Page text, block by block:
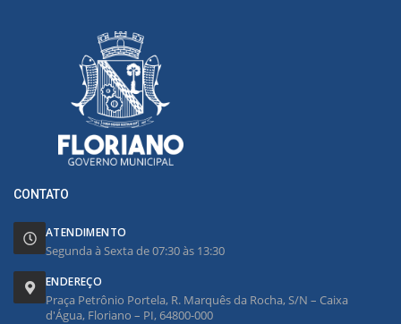
CONTATO
ATENDIMENTO
Segunda à Sexta de 07:30 às 13:30
ENDEREÇO
Praça Petrônio Portela, R. Marquês da Rocha, S/N – Caixa
d'Água, Floriano – PI, 64800-000